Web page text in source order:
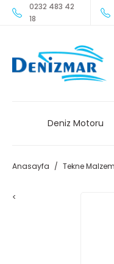
0232 483 42
18
Deniz Motoru
Anasayfa Tekne
<